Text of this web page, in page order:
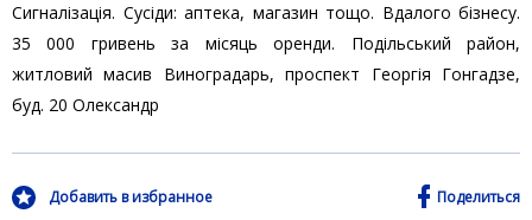
Сигналізація. Сусіди: аптека, магазин тощо. Вдалого бізнесу.
35 000 гривень за місяць оренди. Подільський район,
житловий масив Виноградарь, проспект Георгія Гонгадзе,
буд. 20 Олександр
Добавить в избранное Поделиться